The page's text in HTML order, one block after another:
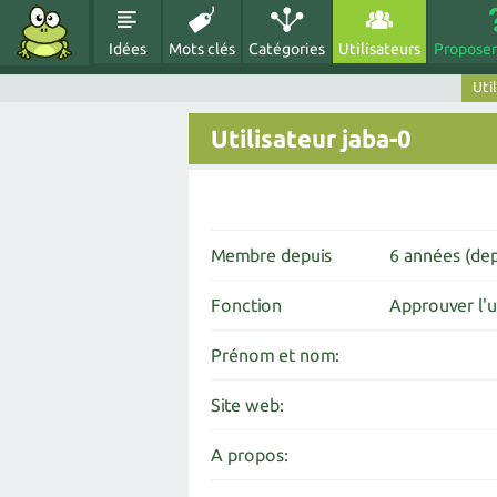
Idées Mots clés Catégories Utilisateurs
Utilisateur jaba-0
Membre depuis 6 années
Fonction Approuver
Prénom et nom:
Site web:
A propos: